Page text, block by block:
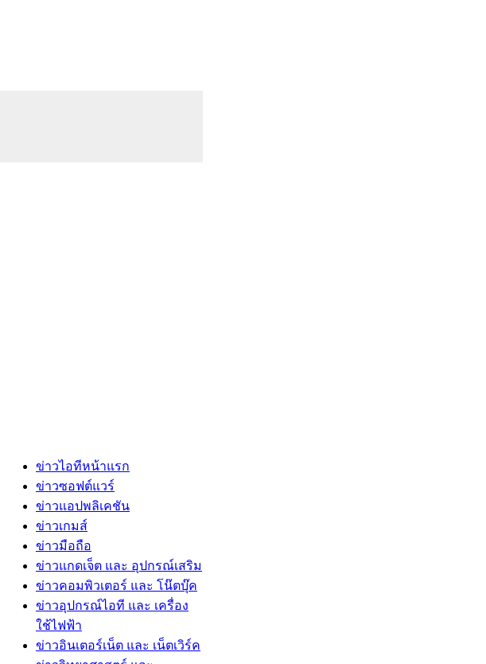
ข่าวไอทีหน้าแรก
ข่าวซอฟต์แวร์
ข่าวแอปพลิเคชัน
ข่าวเกมส์
ข่าวมือถือ
ข่าวแกดเจ็ต และ อุปกรณ์เสริม
ข่าวคอมพิวเตอร์ และ โน๊ตบุ๊ค
ข่าวอุปกรณ์ไอที และ เครื่อง
ใช้ไฟฟ้า
ข่าวอินเตอร์เน็ต และ เน็ตเวิร์ค